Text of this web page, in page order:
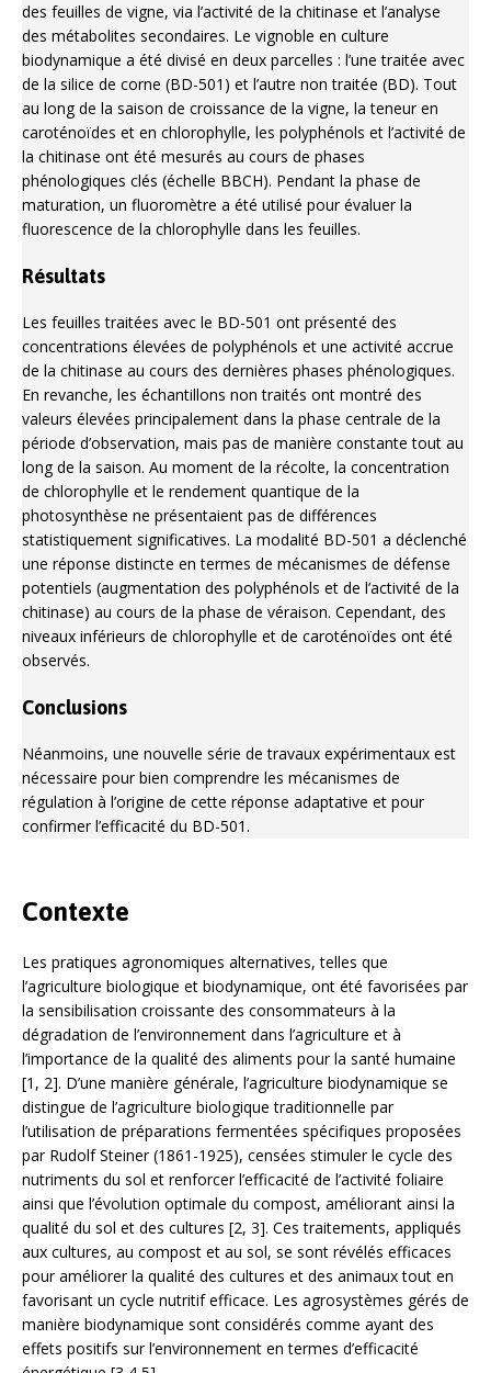
des feuilles de vigne, via l’activité de la chitinase et l’analyse
des métabolites secondaires. Le vignoble en culture
biodynamique a été divisé en deux parcelles : l’une traitée avec
de la silice de corne (BD-501) et l’autre non traitée (BD). Tout
au long de la saison de croissance de la vigne, la teneur en
caroténoïdes et en chlorophylle, les polyphénols et l’activité de
la chitinase ont été mesurés au cours de phases
phénologiques clés (échelle BBCH). Pendant la phase de
maturation, un fluoromètre a été utilisé pour évaluer la
fluorescence de la chlorophylle dans les feuilles.
Résultats
Les feuilles traitées avec le BD-501 ont présenté des
concentrations élevées de polyphénols et une activité accrue
de la chitinase au cours des dernières phases phénologiques.
En revanche, les échantillons non traités ont montré des
valeurs élevées principalement dans la phase centrale de la
période d’observation, mais pas de manière constante tout au
long de la saison. Au moment de la récolte, la concentration
de chlorophylle et le rendement quantique de la
photosynthèse ne présentaient pas de différences
statistiquement significatives. La modalité BD-501 a déclenché
une réponse distincte en termes de mécanismes de défense
potentiels (augmentation des polyphénols et de l’activité de la
chitinase) au cours de la phase de véraison. Cependant, des
niveaux inférieurs de chlorophylle et de caroténoïdes ont été
observés.
Conclusions
Néanmoins, une nouvelle série de travaux expérimentaux est
nécessaire pour bien comprendre les mécanismes de
régulation à l’origine de cette réponse adaptative et pour
confirmer l’efficacité du BD-501.
Contexte
Les pratiques agronomiques alternatives, telles que
l’agriculture biologique et biodynamique, ont été favorisées par
la sensibilisation croissante des consommateurs à la
dégradation de l’environnement dans l’agriculture et à
l’importance de la qualité des aliments pour la santé humaine
[1, 2]. D’une manière générale, l’agriculture biodynamique se
distingue de l’agriculture biologique traditionnelle par
l’utilisation de préparations fermentées spécifiques proposées
par Rudolf Steiner (1861-1925), censées stimuler le cycle des
nutriments du sol et renforcer l’efficacité de l’activité foliaire
ainsi que l’évolution optimale du compost, améliorant ainsi la
qualité du sol et des cultures [2, 3]. Ces traitements, appliqués
aux cultures, au compost et au sol, se sont révélés efficaces
pour améliorer la qualité des cultures et des animaux tout en
favorisant un cycle nutritif efficace. Les agrosystèmes gérés de
manière biodynamique sont considérés comme ayant des
effets positifs sur l’environnement en termes d’efficacité